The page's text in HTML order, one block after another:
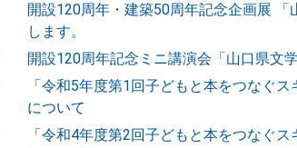
開設120周年・建築50周年記念企画展
します。
開設120周年記念ミニ講演会「山口県文
「令和5年度第1回子どもと本をつなぐ
について
「令和4年度第2回子どもと本をつなぐ